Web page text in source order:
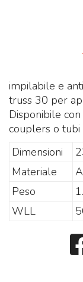
impilabile e
truss 30 per
Disponibile
couplers o tubi
Dimensioni
Materiale
Peso
WLL